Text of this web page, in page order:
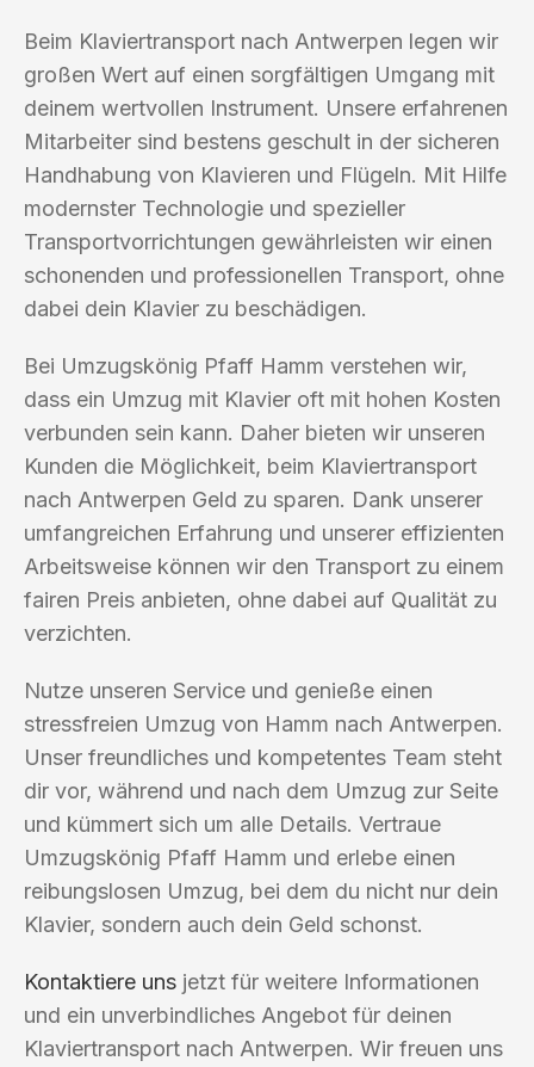
Beim Klaviertransport nach Antwerpen legen wir
großen Wert auf einen sorgfältigen Umgang mit
deinem wertvollen Instrument. Unsere erfahrenen
Mitarbeiter sind bestens geschult in der sicheren
Handhabung von Klavieren und Flügeln. Mit Hilfe
modernster Technologie und spezieller
Transportvorrichtungen gewährleisten wir einen
schonenden und professionellen Transport, ohne
dabei dein Klavier zu beschädigen.
Bei Umzugskönig Pfaff Hamm verstehen wir,
dass ein Umzug mit Klavier oft mit hohen Kosten
verbunden sein kann. Daher bieten wir unseren
Kunden die Möglichkeit, beim Klaviertransport
nach Antwerpen Geld zu sparen. Dank unserer
umfangreichen Erfahrung und unserer effizienten
Arbeitsweise können wir den Transport zu einem
fairen Preis anbieten, ohne dabei auf Qualität zu
verzichten.
Nutze unseren Service und genieße einen
stressfreien Umzug von Hamm nach Antwerpen.
Unser freundliches und kompetentes Team steht
dir vor, während und nach dem Umzug zur Seite
und kümmert sich um alle Details. Vertraue
Umzugskönig Pfaff Hamm und erlebe einen
reibungslosen Umzug, bei dem du nicht nur dein
Klavier, sondern auch dein Geld schonst.
Kontaktiere uns jetzt für weitere Informationen
und ein unverbindliches Angebot für deinen
Klaviertransport nach Antwerpen. Wir freuen uns